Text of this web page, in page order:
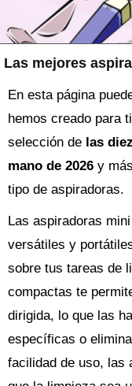
Las mejores
En esta página
hemos creado para
selección de las
mano de 2026 y
tipo de aspiradoras.
Las aspiradoras
versátiles y
sobre tus tareas de
compactas te
dirigida, lo que las
específicas o
facilidad de uso, las